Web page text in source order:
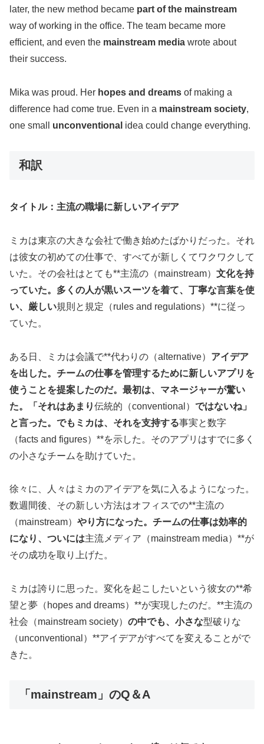
later, the new method became part of the mainstream
way of working in the office. The team became more
efficient, and even the mainstream media wrote about
their success.
Mika was proud. Her hopes and dreams of making a
difference had come true. Even in a mainstream society,
one small unconventional idea could change everything.
和訳
タイトル：主流の職場に新しいアイデア
ミカは東京の大きな会社で働き始めたばかりだった。それ
は彼女の初めての仕事で、すべてが新しくてワクワクして
いた。その会社はとても**主流の（mainstream） 文化を持
っていた。多くの人が黒いスーツを着て、丁寧な言葉を使
い、厳しい規則と規定（rules and regulations）**に従っ
ていた。
ある日、ミカは会議で**代わりの（alternative） アイデア
を出した。チームの仕事を管理するために新しいアプリを
使うことを提案したのだ。最初は、マネージャーが驚い
た。「それはあまり伝統的（conventional） ではないね」
と言った。でもミカは、それを支持する事実と数字
（facts and figures）**を示した。そのアプリはすでに多く
の小さなチームを助けていた。
徐々に、人々はミカのアイデアを気に入るようになった。
数週間後、その新しい方法はオフィスでの**主流の
（mainstream） やり方になった。チームの仕事は効率的
になり、ついには主流メディア（mainstream media）**が
その成功を取り上げた。
ミカは誇りに思った。変化を起こしたいという彼女の**希
望と夢（hopes and dreams）**が実現したのだ。**主流の
社会（mainstream society） の中でも、小さな型破りな
（unconventional）**アイデアがすべてを変えることがで
きた。
「mainstream」のQ＆A